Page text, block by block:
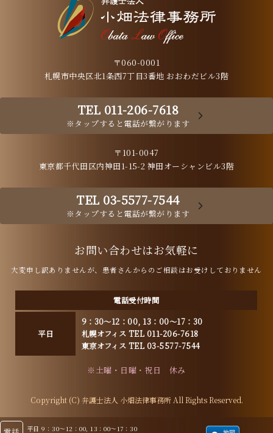
〒060-0001
札幌市中央区北1条西7丁目3番地 おおわだビル3階
TEL 011-206-7618
※タップすると電話が繋がります
〒101-0047
東京都千代田区内神田1-15-2 神田オーシャンビル3階
TEL 03-5577-7544
※タップすると電話が繋がります
お問い合わせはお気軽に
大変申し訳ありませんが、患者さんからのご相談はお受けしておりません
電話受付時間
平日
9：30～12：00, 13：00～17：30
札幌オフィス TEL 011-206-7618
東京オフィス TEL 03-5577-7544
※土曜・日曜・祝日 休み
Copyright (C) 弁護士法人 小畑法律事務所 All Rights Reserved.
平日 9：30～12：00, 13：00～17：30